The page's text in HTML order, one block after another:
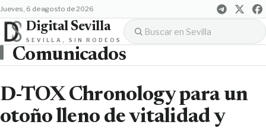
jueves, 6 de agosto de 2026
Digital Sevilla
SEVILLA, SIN RODEOS
Comunicados
D-TOX Chronology para un
otoño lleno de vitalidad y